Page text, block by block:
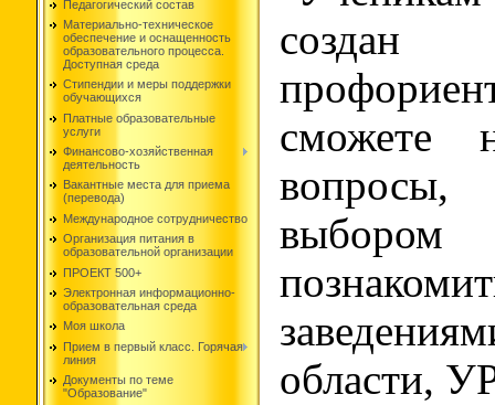
Педагогический состав
Материально-техническое
обеспечение и оснащенность
образовательного процесса.
Доступная среда
Стипендии и меры поддержки
обучающихся
Платные образовательные
услуги
Финансово-хозяйственная
деятельность
Вакантные места для приема
(перевода)
Международное сотрудничество
Организация питания в
образовательной организации
ПРОЕКТ 500+
Электронная информационно-
образовательная среда
Моя школа
Прием в первый класс. Горячая
линия
Документы по теме
"Образование"
сможете
области,